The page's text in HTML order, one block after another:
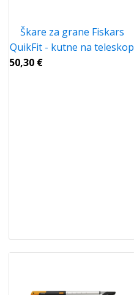
Škare za grane Fiskars
QuikFit - kutne na teleskop
50,30 €